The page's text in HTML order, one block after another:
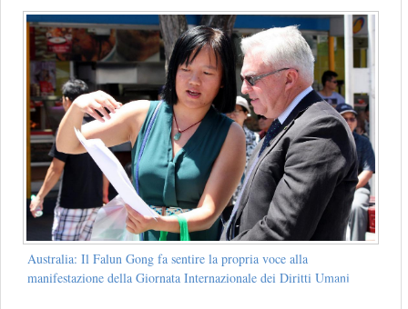
Australia: Il Falun Gong fa sentire la propria voce alla
manifestazione della Giornata Internazionale dei Diritti Umani